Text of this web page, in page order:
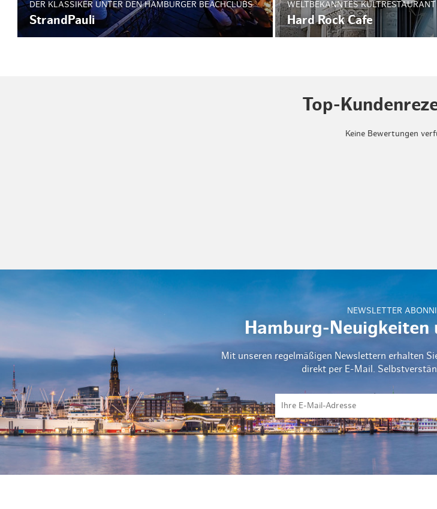
DER KLASSIKER UNTER DEN HAMBURGER BEACHCLUBS
StrandPauli
WELTBEKANNTES
Hard Rock Cafe
Top-
Keine Bewertungen
NEWSLETTER
Hamburg-Neuigkeiten
Mit unseren regelmäßigen Newslettern erhalten
direkt per E-Mail.